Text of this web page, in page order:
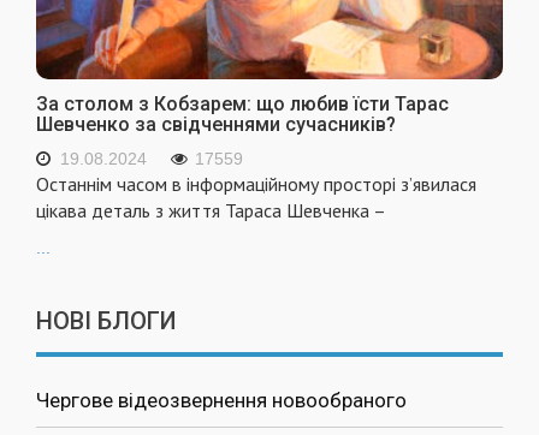
За столом з Кобзарем: що любив їсти Тарас
Шевченко за свідченнями сучасників?
19.08.2024 17559
Останнім часом в інформаційному просторі з’явилася
цікава деталь з життя Тараса Шевченка –
НОВІ БЛОГИ
Чергове відеозвернення новообраного